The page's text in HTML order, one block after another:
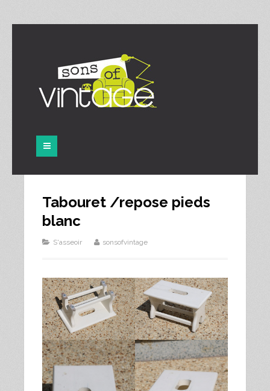
Tabouret /repose pieds
blanc
S'asseoir sonsofvintage